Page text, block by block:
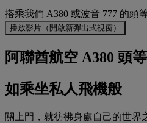
搭乘我們 A380 或波音 777 的頭
播放影片（開啟新彈出式視窗）
阿聯酋航空 A380 頭
如乘坐私人飛機般
關上門，就彷彿身處自己的世界